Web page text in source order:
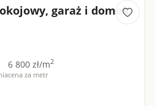
garaż i domek
6 800 zł/m2
cena za metr